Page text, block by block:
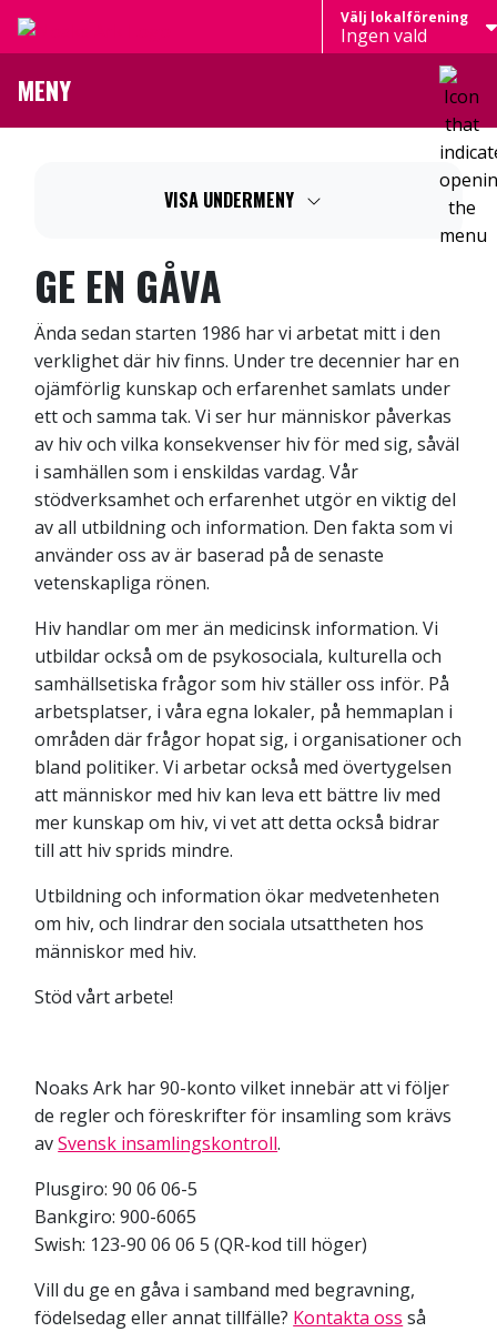
Hoppa till innehållet
Välj lokalförening
Ingen vald
MENY
VISA UNDERMENY
GE EN GÅVA
Ända sedan starten 1986 har vi arbetat mitt i den
verklighet där hiv finns. Under tre decennier har en
ojämförlig kunskap och erfarenhet samlats under
ett och samma tak. Vi ser hur människor påverkas
av hiv och vilka konsekvenser hiv för med sig, såväl
i samhällen som i enskildas vardag. Vår
stödverksamhet och erfarenhet utgör en viktig del
av all utbildning och information. Den fakta som vi
använder oss av är baserad på de senaste
vetenskapliga rönen.
Hiv handlar om mer än medicinsk information. Vi
utbildar också om de psykosociala, kulturella och
samhällsetiska frågor som hiv ställer oss inför. På
arbetsplatser, i våra egna lokaler, på hemmaplan i
områden där frågor hopat sig, i organisationer och
bland politiker. Vi arbetar också med övertygelsen
att människor med hiv kan leva ett bättre liv med
mer kunskap om hiv, vi vet att detta också bidrar
till att hiv sprids mindre.
Utbildning och information ökar medvetenheten
om hiv, och lindrar den sociala utsattheten hos
människor med hiv.
Stöd vårt arbete!
Noaks Ark har 90-konto vilket innebär att vi följer
de regler och föreskrifter för insamling som krävs
avSvensk insamlingskontroll.
Plusgiro: 90 06 06-5
Bankgiro: 900-6065
Swish: 123-90 06 06 5 (QR-kod till höger)
Vill du ge en gåva i samband med begravning,
födelsedag eller annat tillfälle? Kontakta oss så